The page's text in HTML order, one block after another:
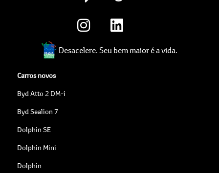
Desacelere. Seu bem maior é a vida.
Carros novos
Byd Atto 2 DM-i
Byd Sealion 7
Dolphin SE
Dolphin Mini
Dolphin